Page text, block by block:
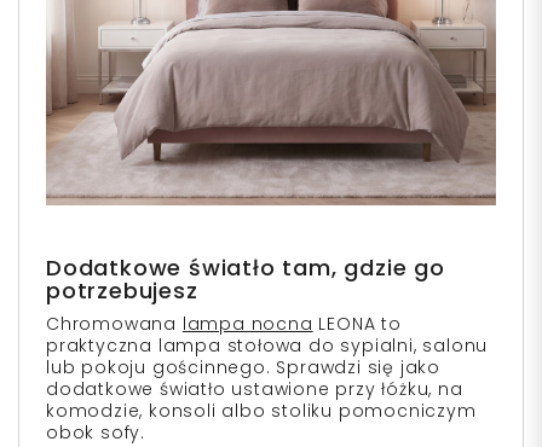
Dodatkowe światło tam, gdzie go
potrzebujesz
Chromowana lampa nocna LEONA to
praktyczna lampa stołowa do sypialni, salonu
lub pokoju gościnnego. Sprawdzi się jako
dodatkowe światło ustawione przy łóżku, na
komodzie, konsoli albo stoliku pomocniczym
obok sofy.